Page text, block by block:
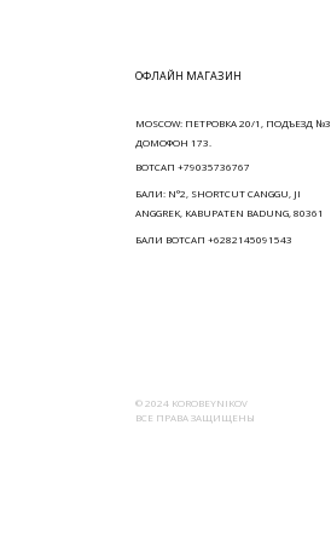
© 2024 KOROBEYNIKOV
ВСЕ ПРАВА ЗАЩИЩЕНЫ
ОФЛАЙН МАГАЗИН
БАЛИ: N°2, SHORTCUT CANGGU, JI
ANGGREK, KABUPATEN BADUNG, 80361
MOSCOW: ПЕТРОВКА 20/1, ПОДЪЕЗД №3
ДОМОФОН 173.
БАЛИ ВОТСАП +6282145091543
ВОТСАП +79035736767